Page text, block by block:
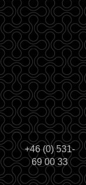
+46 (0) 531-
69 00 33